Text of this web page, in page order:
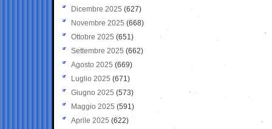
Dicembre 2025 (627)
Novembre 2025 (668)
Ottobre 2025 (651)
Settembre 2025 (662)
Agosto 2025 (669)
Luglio 2025 (671)
Giugno 2025 (573)
Maggio 2025 (591)
Aprile 2025 (622)